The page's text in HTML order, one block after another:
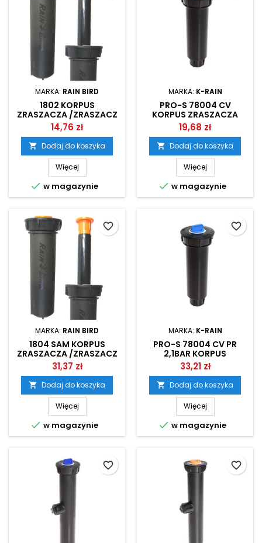
MARKA: RAIN BIRD
1802 KORPUS
ZRASZACZA /ZRASZACZ
STATYCZNY RAIN BIRD
14,76 zł
 Dodaj do koszyka
Więcej
 w magazynie
MARKA: K-RAIN
PRO-S 78004 CV
KORPUS ZRASZACZA
/ZRASZACZ STATYCZNY
K-RAIN
19,68 zł
 Dodaj do koszyka
Więcej
 w magazynie
MARKA: RAIN BIRD
1804 SAM KORPUS
ZRASZACZA /ZRASZACZ
STATYCZNY RAIN BIRD
31,37 zł
 Dodaj do koszyka
Więcej
 w magazynie
favorite_border
MARKA: K-RAIN
PRO-S 78004 CV PR
2,1BAR KORPUS
ZRASZACZA /ZRASZACZ
STATYCZNY K-RAIN
33,21 zł
 Dodaj do koszyka
Więcej
 w magazynie
favorite_border
favorite_border favorite_border